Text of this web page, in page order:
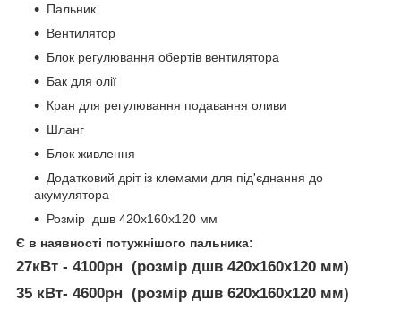
Пальник
Вентилятор
Блок регулювання обертів вентилятора
Бак для олії
Кран для регулювання подавання оливи
Шланг
Блок живлення
Додатковий дріт із клемами для під'єднання до
акумулятора
Розмір дшв 420х160х120 мм
Є в наявності потужнішого пальника:
27кВт - 4100рн (розмір дшв 420х160х120 мм)
35 кВт- 4600рн (розмір дшв 620х160х120 мм)